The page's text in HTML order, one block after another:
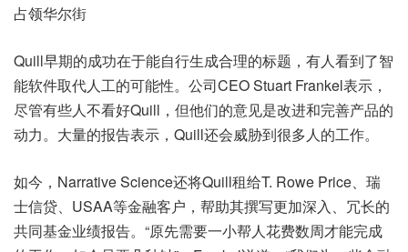
占领华尔街
Quill早期的成功在于能自行生成合理的标题，有人看到了智
能软件取代人工的可能性。公司CEO Stuart Frankel表示，
尽管有些人不看好Quill，但他们的意见是改进和完善产品的
动力。大量的报告表示，Quill还会威胁到很多人的工作。
如今，Narrative Science还将Quill租给T. Rowe Price、瑞
士信贷、USAA等金融客户，帮助其撰写更加深入、冗长的
共同基金业绩报告。“原先需要一小帮人花费数周才能完成